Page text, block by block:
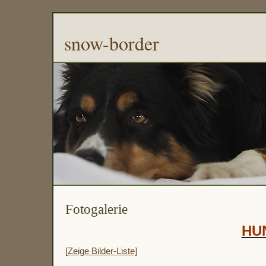
snow-border
Fotogalerie
[Zeige Bilder-Liste]